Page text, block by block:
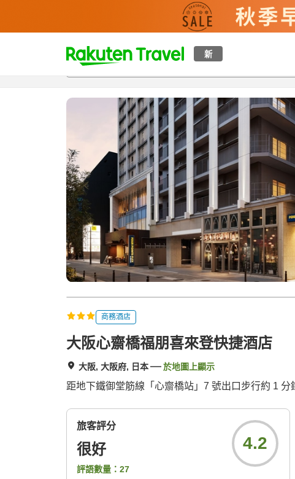
新
t
p
a
s
e
a
r
c
h
概覽房間及住宿方案 評價特色設施
商務酒店
大阪心齋橋福朋喜來登快捷酒店
大阪, 大阪府, 日本 於地圖上顯示
距地下鐵御堂筋線「心齋橋站」7 號出口步行約 1
旅客評分
很好
評語數量： 27
4.2